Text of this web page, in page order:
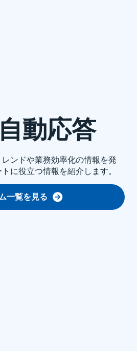
動応答
ンドや業務効率化の情報を発
に役立つ情報を紹介します。
一覧を見る